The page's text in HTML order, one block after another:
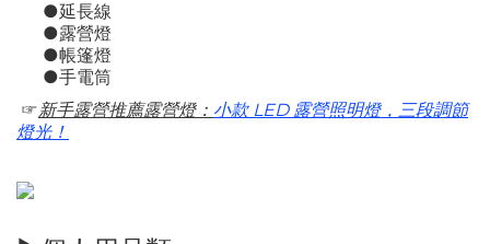
●延長線
●露營燈
●帳篷燈
●手電筒
☞新手露營推薦露營燈： 小款 LED 露營照明燈，三段調節
燈光！